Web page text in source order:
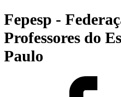
Fepesp -
Professores do
Paulo